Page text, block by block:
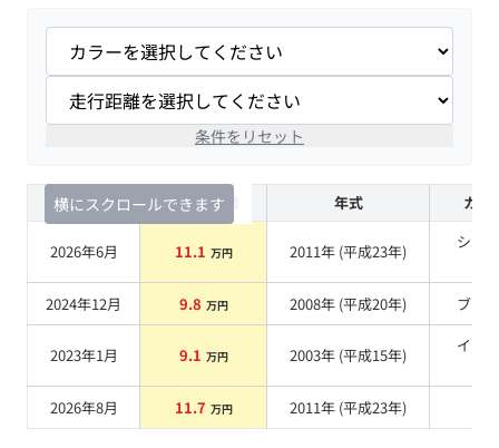
条件をリセット
横にスクロールできます
査定時期 セルカ実績 年式 カラ
2026年6月 11.1 万円 2011年 (平成23年)
シル
2024年12月
9.8 万円 2008年 (平成20年) ブルー
2023年1月 9.1 万円 2003年 (平成15年)
イエ
2026年8月
11.7 万円 2011年 (平成23年)